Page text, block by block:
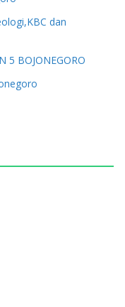
dan
5 BOJONEGORO